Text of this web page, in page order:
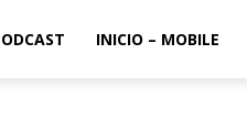
INICIO – MOBILE